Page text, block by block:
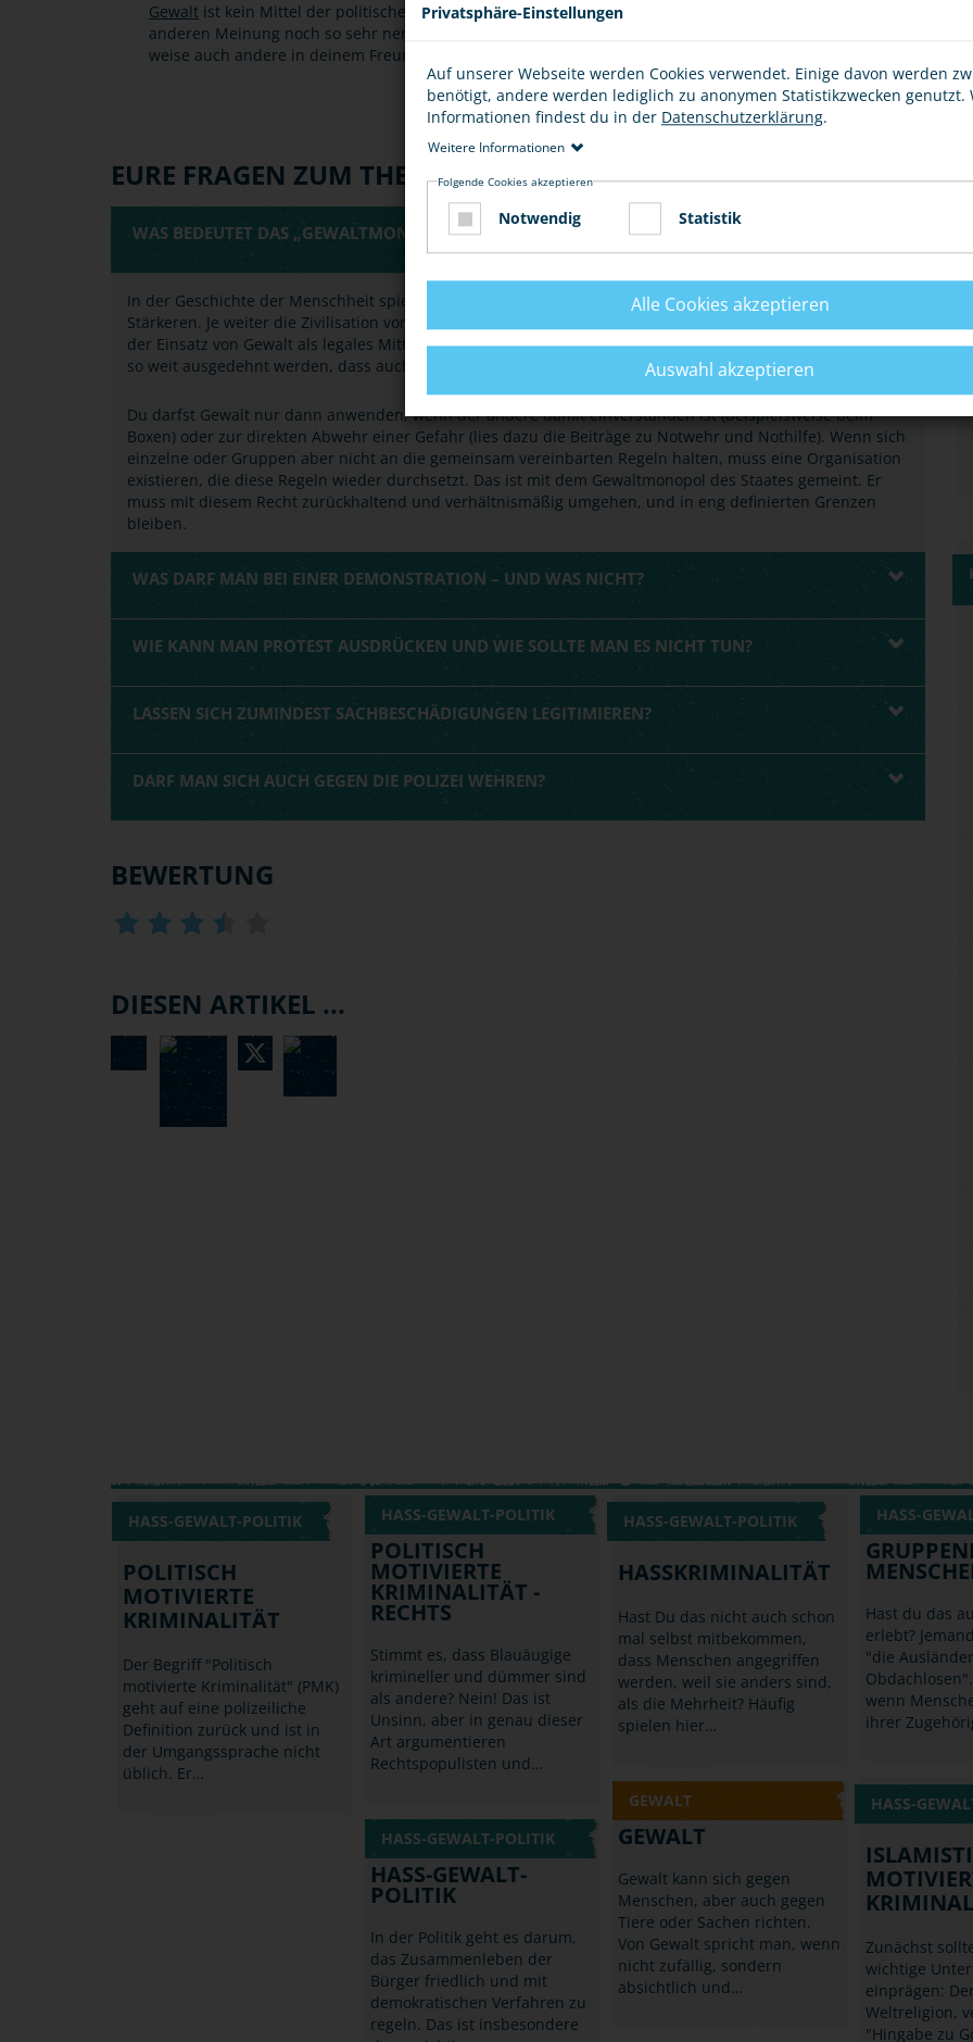
Gewalt ist kein Mittel der politischen Auseinandersetzung! Auch wenn dich die Vertreter der
anderen Meinung noch so sehr nerven, ist dies nie erlaubt! Beachte das nicht nur selbst, sondern
weise auch andere in deinem Freundeskreis darauf hin!
EURE FRAGEN ZUM THEMA
WAS BEDEUTET DAS „GEWALTMONOPOL DES STAATES“?
In der Geschichte der Menschheit spielte
eine große Rolle - als Faustrecht oder Recht des
Stärkeren. Je weiter die Zivilisation voranschreitet und insbesondere in demokratischen Staaten, wurde
der Einsatz von Gewalt als legales Mittel immer weiter ausgeschlossen. In den letzten Jahren konnte dies
so weit ausgedehnt werden, dass auch Gewalt in der Familie geächtet wird.
Du darfst Gewalt nur dann anwenden, wenn der andere damit einverstanden ist (beispielsweise beim
Boxen) oder zur direkten Abwehr einer Gefahr (lies dazu die Beiträge zu Notwehr und Nothilfe). Wenn sich
einzelne oder Gruppen aber nicht an die gemeinsam vereinbarten Regeln halten, muss eine Organisation
existieren, die diese Regeln wieder durchsetzt. Das ist mit dem Gewaltmonopol des Staates gemeint. Er
muss mit diesem Recht zurückhaltend und verhältnismäßig umgehen, und in eng definierten Grenzen
bleiben.
WAS DARF MAN BEI EINER DEMONSTRATION – UND WAS NICHT?
WIE KANN MAN PROTEST AUSDRÜCKEN UND WIE SOLLTE MAN ES NICHT TUN?
LASSEN SICH ZUMINDEST SACHBESCHÄDIGUNGEN LEGITIMIEREN?
DARF MAN SICH AUCH GEGEN DIE POLIZEI WEHREN?
BEWERTUNG
DIESEN ARTIKEL ...
HASS-GEWALT-POLITIK
POLITISCH
MOTIVIERTE
KRIMINALITÄT
Der Begriff "Politisch
motivierte Kriminalität" (PMK)
geht auf eine polizeiliche
Definition zurück und ist in
der Umgangssprache nicht
üblich. Er…
HASS-GEWALT-POLITIK
POLITISCH
MOTIVIERTE
KRIMINALITÄT -
RECHTS
Stimmt es, dass Blauäugige
krimineller und dümmer sind
als andere? Nein! Das ist
Unsinn, aber in genau dieser
Art argumentieren
Rechtspopulisten und…
HASS-GEWALT-POLITIK
HASSKRIMINALITÄT
Hast Du das nicht auch schon
mal selbst mitbekommen,
dass Menschen angegriffen
werden, weil sie anders sind,
als die Mehrheit? Häufig
spielen hier…
HASS-
Hast du das
erlebt?
"die
wenn
ihrer
HASS-
Zunächst
wichtige
einprägen:
Weltreligion,
"Hingabe zu
GEWALT
GEWALT
Gewalt kann sich gegen
Menschen, aber auch gegen
Tiere oder Sachen richten.
Von Gewalt spricht man, wenn
nicht zufällig, sondern
absichtlich und…
HASS-GEWALT-POLITIK
HASS-GEWALT-
POLITIK
In der Politik geht es darum,
das Zusammenleben der
Bürger friedlich und mit
demokratischen Verfahren zu
regeln. Das ist insbesondere
Privatsphäre-Einstellungen
Auf unserer Webseite werden Cookies verwendet. Einige davon werden
benötigt, andere werden lediglich zu anonymen Statistikzwecken genutzt.
Informationen findest du in der Datenschutzerklärung.
Weitere Informationen
Folgende Cookies akzeptieren
Notwendig Statistik
Alle Cookies akzeptieren
Auswahl akzeptieren